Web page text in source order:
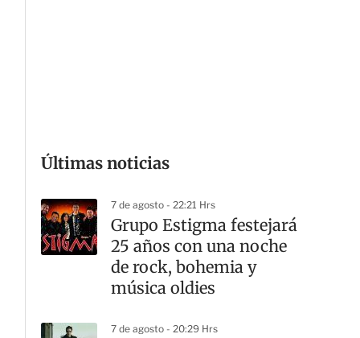
Últimas noticias
7 de agosto - 22:21 Hrs
Grupo Estigma festejará
25 años con una noche
de rock, bohemia y
música oldies
7 de agosto - 20:29 Hrs